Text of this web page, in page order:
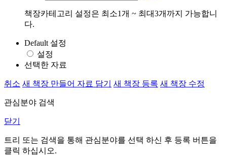
책장카테고리 설정은 최소1개 ~ 최대3개까지 가능합니
다.
Default 설정
설정
선택한 자료
취소 새 책장 만들어 자료 담기 새 책장 등록 새 책장 수정
관심분야 검색
닫기
트리 또는 검색을 통해 관심분야를 선택 하신 후 등록 버튼을
클릭 하십시오.